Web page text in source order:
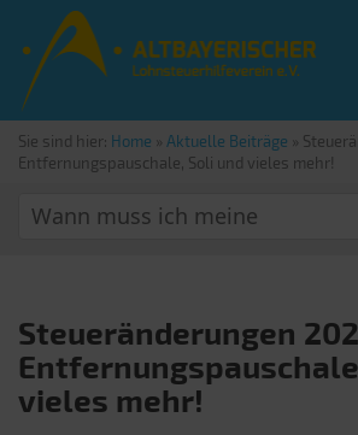
Sie sind hier: Home » Aktuelle Beiträge »
Entfernungspauschale, Soli und vieles mehr!
Steueränderungen
vieles mehr!